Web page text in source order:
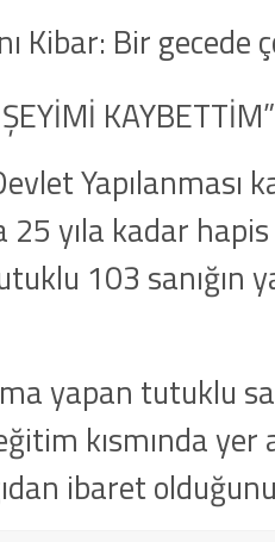
KAYBETTİM”
Yapılanması
25 yıla kadar
103 sanığın
yapan tutuklu
kısmında yer
ibaret